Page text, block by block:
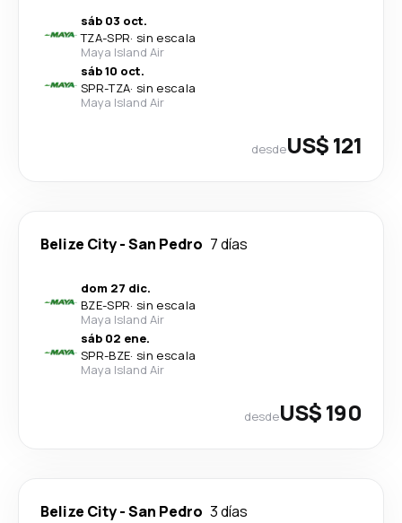
sáb 03 oct.
TZA-SPR· sin escala
Maya Island Air
sáb 10 oct.
SPR-TZA· sin escala
Maya Island Air
desdeUS$ 121
Belize City-San Pedro 7 días
dom 27 dic.
BZE-SPR· sin escala
Maya Island Air
sáb 02 ene.
SPR-BZE· sin escala
Maya Island Air
desdeUS$ 190
Belize City-San Pedro 3 días